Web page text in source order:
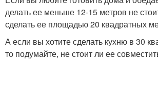
делать ее меньше 12-15 метров не
сделать ее площадью 20 квадратных
А если вы хотите сделать кухню в 30
то подумайте, не стоит ли ее